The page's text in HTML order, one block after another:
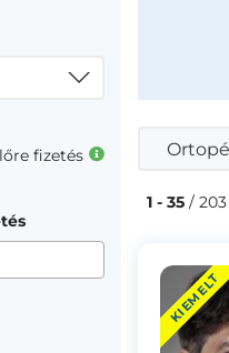
fizetés
1 - 35 /
KIEMELT